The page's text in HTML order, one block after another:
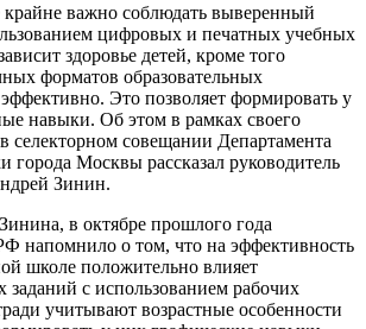
важно соблюдать выверенный
цифровых и печатных учебных
здоровье детей, кроме того
форматов образовательных
Это позволяет формировать у
навыки. Об этом в рамках своего
в селекторном совещании Департамента
города Москвы рассказал руководитель
Зинин.
в октябре прошлого года
напомнило о том, что на эффективность
школе положительно влияет
с использованием рабочих
учитывают возрастные особенности